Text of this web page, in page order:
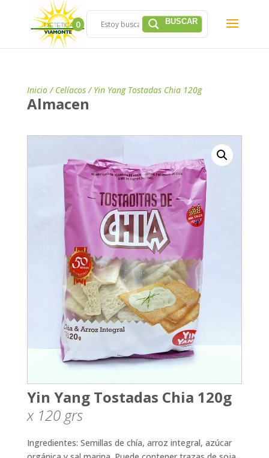
0
Inicio/ Celíacos/ Yin Yang Tostadas Chia 120g
Almacen
Yin Yang Tostadas Chia 120g
x 120 grs
Ingredientes: Semillas de chía, arroz integral, azúcar